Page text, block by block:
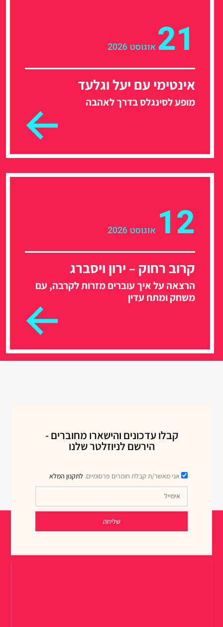
21 אוגוסט 2026
אינטימי עם יעל וגלעד
מופע לסינגלס בדרך לאהבה
12 אוגוסט 2026
קרוב רחוק – ירון ויסברג
הרצאה על איך עוברים מזרות לקרבה, עם
משחק ומתח עדין
קבלו עדכונים והישארו מחוברים -
הירשם לניוזלטר שלנו
אני מאשר/ת קבלת חומרים פרסומיים. לתקנון המלא
שליחה